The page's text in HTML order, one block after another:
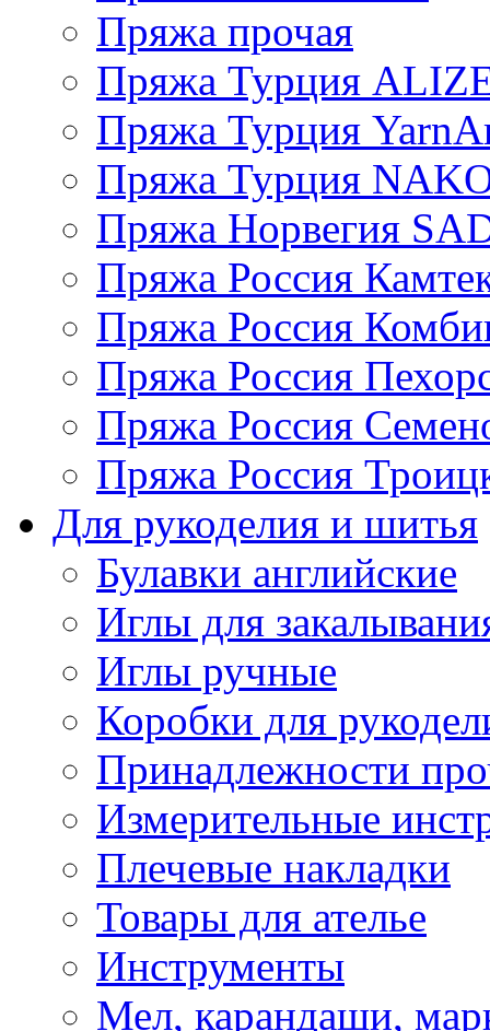
Пряжа прочая
Пряжа Турция
Пряжа Турция
Пряжа Турция
Пряжа Норвегия
Пряжа Россия
Пряжа Россия
Пряжа Россия
Пряжа Россия
Пряжа Россия
Для рукоделия и шитья
Булавки английские
Иглы для
Иглы ручные
Коробки для
Принадлежности
Измерительные
Плечевые накладки
Товары для ателье
Инструменты
Мел, карандаши,